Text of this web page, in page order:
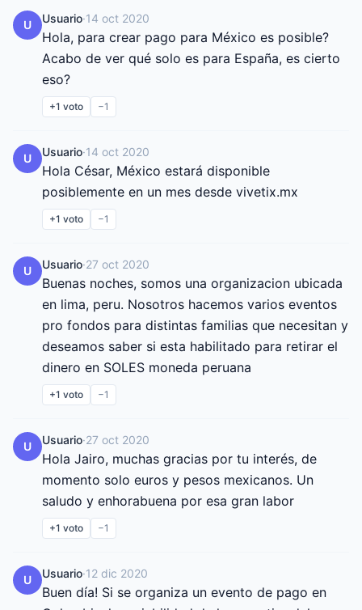
U Usuario·14 oct 2020
Hola, para crear pago para México es posible?
Acabo de ver qué solo es para España, es cierto
eso?
+1 voto −1
U Usuario·14 oct 2020
Hola César, México estará disponible
posiblemente en un mes desde vivetix.mx
+1 voto −1
U Usuario·27 oct 2020
Buenas noches, somos una organizacion ubicada
en lima, peru. Nosotros hacemos varios eventos
pro fondos para distintas familias que necesitan y
deseamos saber si esta habilitado para retirar el
dinero en SOLES moneda peruana
+1 voto −1
U Usuario·27 oct 2020
Hola Jairo, muchas gracias por tu interés, de
momento solo euros y pesos mexicanos. Un
saludo y enhorabuena por esa gran labor
+1 voto −1
U Usuario·12 dic 2020
Buen día! Si se organiza un evento de pago en